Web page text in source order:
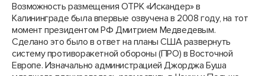
Возможность размещения ОТРК «Искандер» в
Калининграде была впервые озвучена в 2008 году, на тот
момент президентом РФ Дмитрием Медведевым.
Сделано это было в ответ на планы США развернуть
систему противоракетной обороны (ПРО) в Восточной
Европе. Изначально администрацией Джорджа Буша